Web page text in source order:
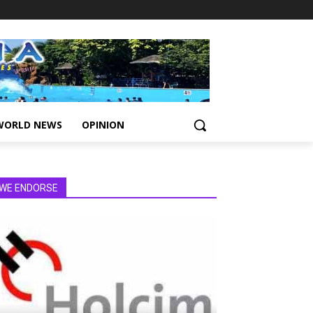
NEWS OPINION
ENDORSE